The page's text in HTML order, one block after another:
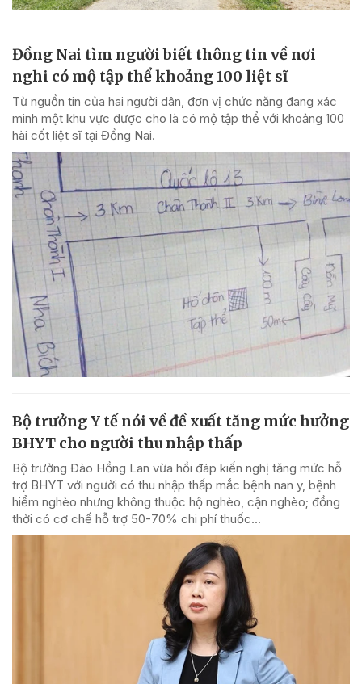
Đồng Nai tìm người biết thông tin về nơi
nghi có mộ tập thể khoảng 100 liệt sĩ
Từ nguồn tin của hai người dân, đơn vị chức năng đang xác
minh một khu vực được cho là có mộ tập thể với khoảng 100
hài cốt liệt sĩ tại Đồng Nai.
Bộ trưởng Y tế nói về đề xuất tăng mức hưởng
BHYT cho người thu nhập thấp
Bộ trưởng Đào Hồng Lan vừa hồi đáp kiến nghị tăng mức hỗ
trợ BHYT với người có thu nhập thấp mắc bệnh nan y, bệnh
hiểm nghèo nhưng không thuộc hộ nghèo, cận nghèo; đồng
thời có cơ chế hỗ trợ 50-70% chi phí thuốc...